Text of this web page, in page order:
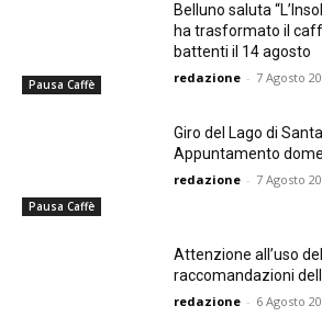
Pausa Caffè
Belluno saluta
ha trasformato il
battenti il 14 agosto
redazione - 7 Agosto
Pausa Caffè
Giro del Lago di
Appuntamento
redazione - 7 Agosto
Attenzione all’uso
raccomandazioni
redazione - 6 Agosto